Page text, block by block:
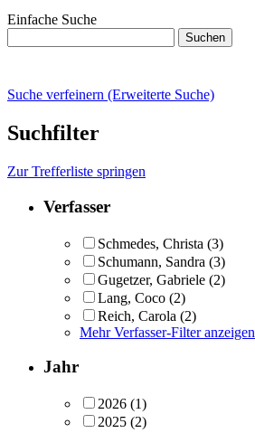
Einfache Suche
Suche verfeinern (Erweiterte Suche)
Suchfilter
Zur Trefferliste springen
Verfasser
Schmedes, Christa (3)
Schumann, Sandra (3)
Gugetzer, Gabriele (2)
Lang, Coco (2)
Reich, Carola (2)
Mehr Verfasser-Filter anzeigen
Jahr
2026 (1)
2025 (2)